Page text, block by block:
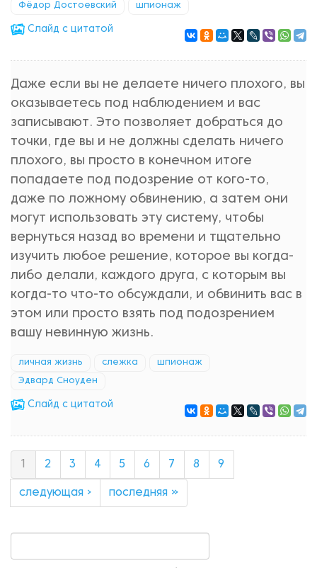
Фёдор Достоевский шпионаж
Cлайд с цитатой
Даже если вы не делаете ничего плохого, вы
оказываетесь под наблюдением и вас
записывают. Это позволяет добраться до
точки, где вы и не должны сделать ничего
плохого, вы просто в конечном итоге
попадаете под подозрение от кого-то,
даже по ложному обвинению, а затем они
могут использовать эту систему, чтобы
вернуться назад во времени и тщательно
изучить любое решение, которое вы когда-
либо делали, каждого друга, с которым вы
когда-то что-то обсуждали, и обвинить вас в
этом или просто взять под подозрением
вашу невинную жизнь.
личная жизнь слежка шпионаж
Эдвард Сноуден
Cлайд с цитатой
2 3 4 5 6 7 8 9
следующая › последняя »